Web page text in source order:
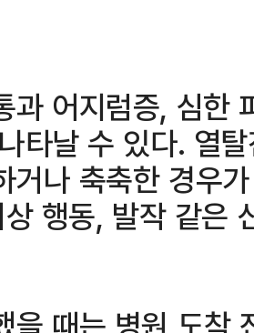
과 어지럼증, 심한
타날 수 있다. 열
거나 축축한 경우
행동, 발작 같은
을 때는 병원 도착